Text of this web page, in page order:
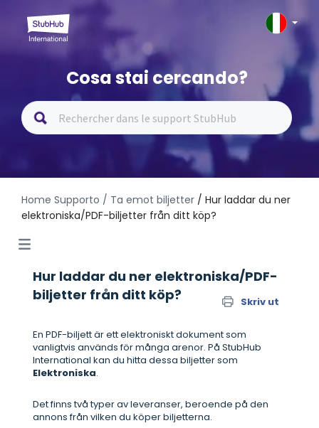
Cosa stai cercando?
Home Supporto / Ta emot biljetter / Hur laddar du ner
elektroniska/PDF-biljetter från ditt köp?
Hur laddar du ner elektroniska/PDF-
biljetter från ditt köp?
Skriv ut
En PDF-biljett är ett elektroniskt dokument som
vanligtvis används för många arenor. På StubHub
International kan du hitta dessa biljetter som
Elektroniska.
Det finns två typer av leveranser, beroende på den
annons från vilken du köper biljetterna.